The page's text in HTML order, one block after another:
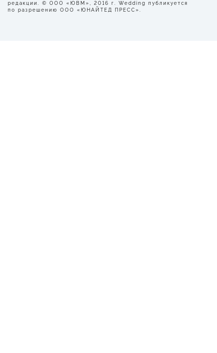
редакции. © ООО «ЮВМ», 2016 г. Wedding публикуется
по разрешению ООО «ЮНАЙТЕД ПРЕСС».